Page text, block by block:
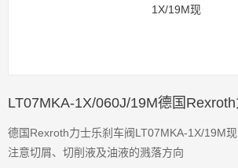
德国Rexroth力士乐刹车阀LT07MKA-1X/19M
注意切屑、切削液及油液的溅落方向